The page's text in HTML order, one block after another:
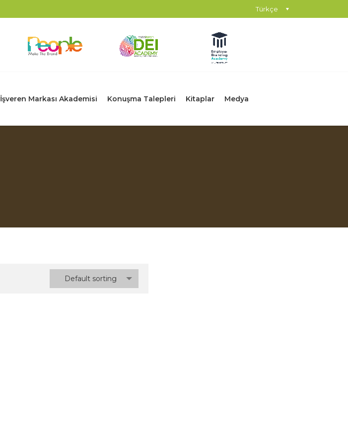
Türkçe
İşveren Markası Akademisi Konuşma Talepleri Kitaplar Medya
Default sorting